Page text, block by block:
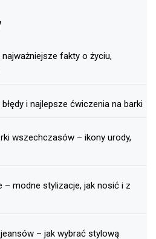
fakty o życiu,
i najlepsze ćwiczenia na barki
wszechczasów – ikony urody,
– modne stylizacje, jak nosić i z
– jak wybrać stylową